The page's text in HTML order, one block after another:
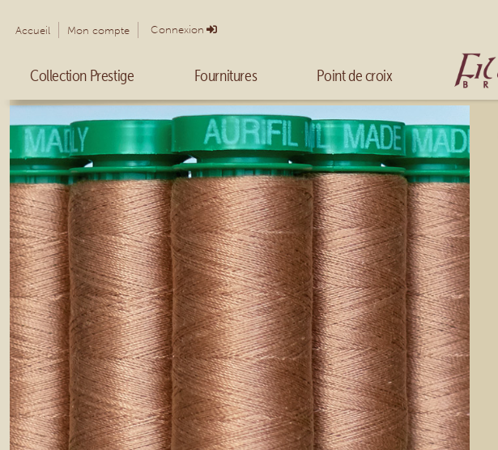
Accueil Mon compte Connexion
Collection Prestige Fournitures Point de croix Accueil